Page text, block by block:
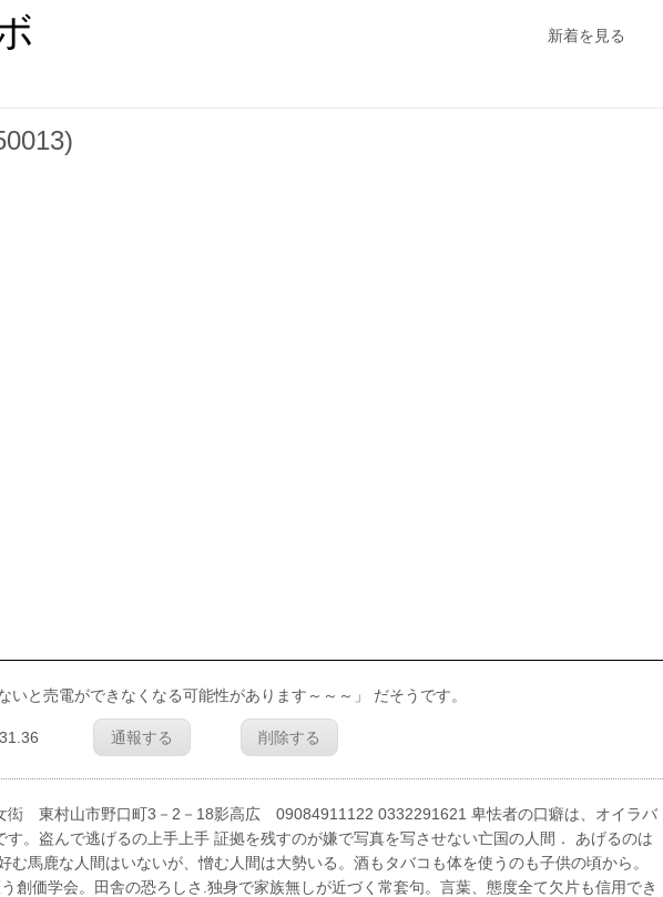
新着を見る
と売電ができなくなる可能性があります～～～」 だそうです。
通報する 削除する
衒 東村山市野口町3－2－18影高広 09084911122 0332291621 卑怯者の口癖は、オイラバ
。盗んで逃げるの上手上手 証拠を残すのが嫌で写真を写させない亡国の人間． あげるのは
む馬鹿な人間はいないが、憎む人間は大勢いる。酒もタバコも体を使うのも子供の頃から。
創価学会。田舎の恐ろしさ.独身で家族無しが近づく常套句。言葉、態度全て欠片も信用でき